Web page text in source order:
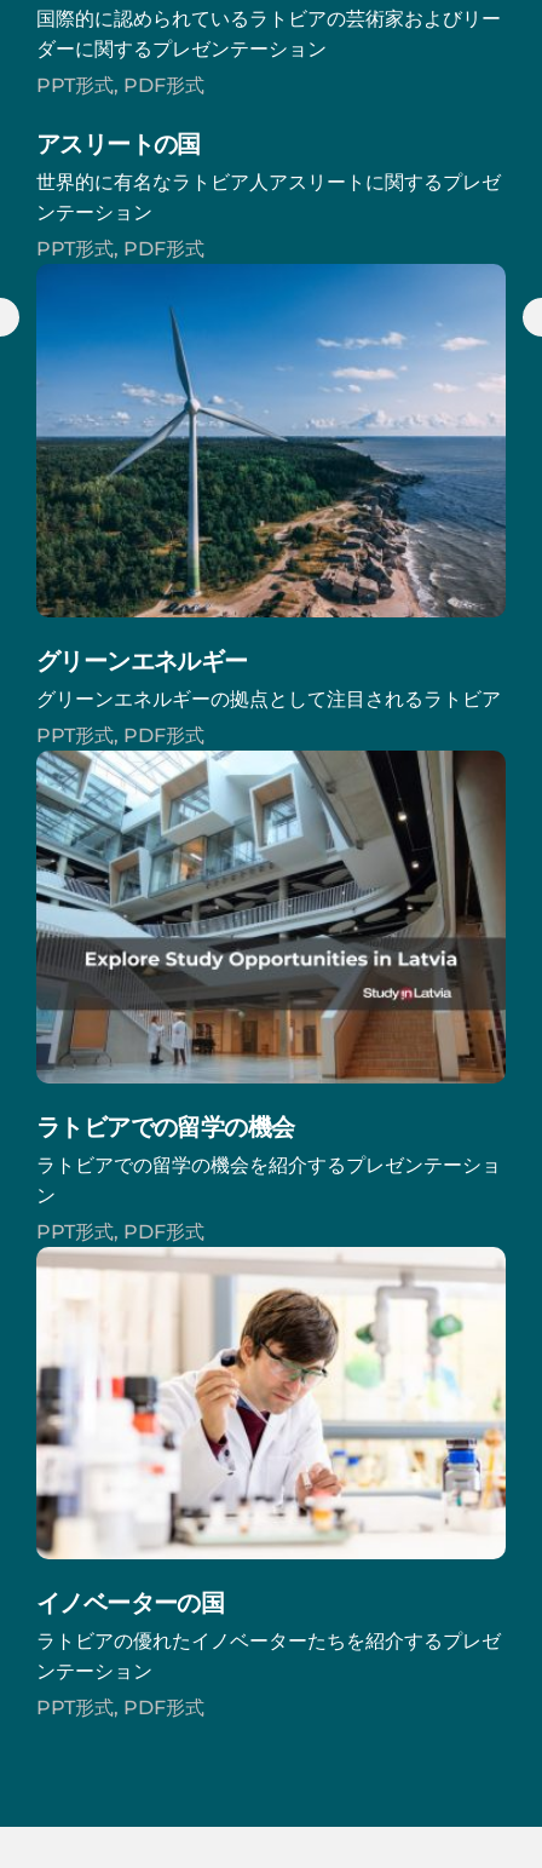
国際的に認められているラトビアの芸術家およびリー
ダーに関するプレゼンテーション
PPT形式, PDF形式
アスリートの国
世界的に有名なラトビア人アスリートに関するプレゼ
ンテーション
PPT形式, PDF形式
グリーンエネルギー
グリーンエネルギーの拠点として注目されるラトビア
PPT形式, PDF形式
ラトビアでの留学の機会
ラトビアでの留学の機会を紹介するプレゼンテーショ
ン
PPT形式, PDF形式
イノベーターの国
ラトビアの優れたイノベーターたちを紹介するプレゼ
ンテーション
PPT形式, PDF形式